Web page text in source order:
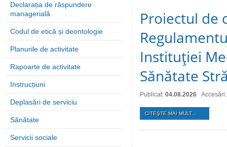
Declarația de răspundere
managerială
Codul de etică și deontologie
Planurile de activitate
Rapoarte de activitate
Instrucțiuni
Deplasări de serviciu
Sănătate
Servicii sociale
Proiectul de
Instituţiei
Sănătate
Publicat: 04.08.2026
CITEŞTE MAI MULT...